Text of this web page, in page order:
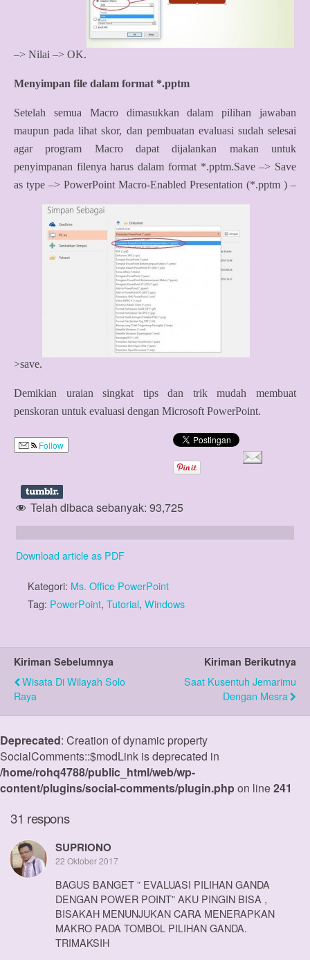
–> Nilai –> OK.
Menyimpan file dalam format *.pptm
Setelah semua Macro dimasukkan dalam pilihan jawaban
maupun pada lihat skor, dan pembuatan evaluasi sudah selesai
agar program Macro dapat dijalankan makan untuk
penyimpanan filenya harus dalam format *.pptm.Save –> Save
as type –> PowerPoint Macro-Enabled Presentation (*.pptm ) –
>save.
Demikian uraian singkat tips dan trik mudah membuat
penskoran untuk evaluasi dengan Microsoft PowerPoint.
Follow
Telah dibaca sebanyak: 93,725
Download article as PDF
Kategori: Ms. Office PowerPoint
Tag: PowerPoint, Tutorial, Windows
Kiriman Sebelumnya
Wisata Di Wilayah Solo
Raya
Kiriman Berikutnya
Saat Kusentuh Jemarimu
Dengan Mesra
Deprecated: Creation of dynamic property
SocialComments::$modLink is deprecated in
/home/rohq4788/public_html/web/wp-
content/plugins/social-comments/plugin.phpon line241
31 respons
SUPRIONO
22 Oktober 2017
BAGUS BANGET ” EVALUASI PILIHAN GANDA
DENGAN POWER POINT” AKU PINGIN BISA ,
BISAKAH MENUNJUKAN CARA MENERAPKAN
MAKRO PADA TOMBOL PILIHAN GANDA.
TRIMAKSIH